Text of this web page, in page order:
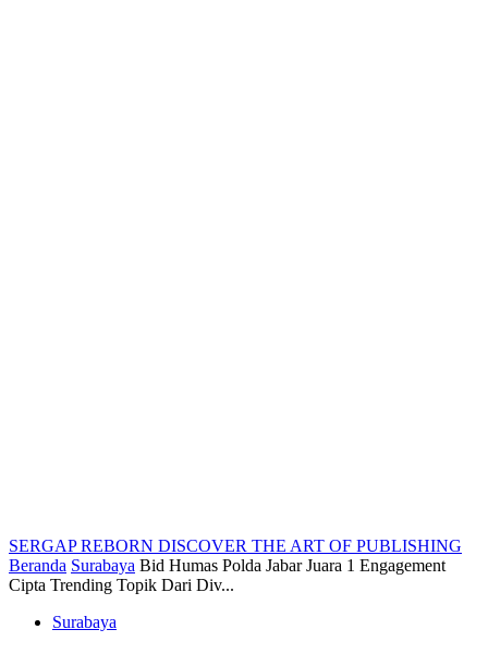
SERGAP REBORN DISCOVER THE ART OF PUBLISHING
Beranda Surabaya Bid Humas Polda Jabar Juara 1 Engagement
Cipta Trending Topik Dari Div...
Surabaya